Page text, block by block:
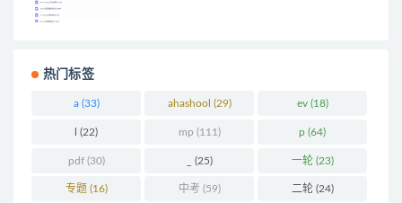
热门标签
a(33) ahashool (29) ev(18)
(22) mp (111) p (64)
pdf(30) (25) 一轮(23)
专题(16) 中考 (59) 二轮(24)